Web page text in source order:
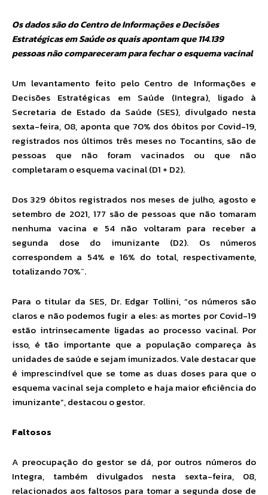
Os dados são do Centro de Informações e Decisões
Estratégicas em Saúde os quais apontam que 114.139
pessoas não compareceram para fechar o esquema vacinal
Um levantamento feito pelo Centro de Informações e
Decisões Estratégicas em Saúde (Integra), ligado à
Secretaria de Estado da Saúde (SES), divulgado nesta
sexta-feira, 08, aponta que 70% dos óbitos por Covid-19,
registrados nos últimos três meses no Tocantins, são de
pessoas que não foram vacinados ou que não
completaram o esquema vacinal (D1 + D2).
Dos 329 óbitos registrados nos meses de julho, agosto e
setembro de 2021, 177 são de pessoas que não tomaram
nenhuma vacina e 54 não voltaram para receber a
segunda dose do imunizante (D2). Os números
correspondem a 54% e 16% do total, respectivamente,
totalizando 70%¨.
Para o titular da SES, Dr. Edgar Tollini, “os números são
claros e não podemos fugir a eles: as mortes por Covid-19
estão intrinsecamente ligadas ao processo vacinal. Por
isso, é tão importante que a população compareça às
unidades de saúde e sejam imunizados. Vale destacar que
é imprescindível que se tome as duas doses para que o
esquema vacinal seja completo e haja maior eficiência do
imunizante”, destacou o gestor.
Faltosos
A preocupação do gestor se dá, por outros números do
Integra, também divulgados nesta sexta-feira, 08,
relacionados aos faltosos para tomar a segunda dose de